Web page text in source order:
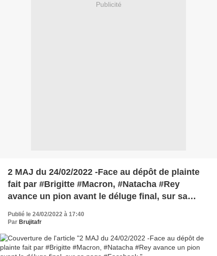
Publicité
2 MAJ du 24/02/2022 -Face au dépôt de plainte
fait par #Brigitte #Macron, #Natacha #Rey
avance un pion avant le déluge final, sur sa
Publié le 24/02/2022 à 17:40
Par Brujitafr